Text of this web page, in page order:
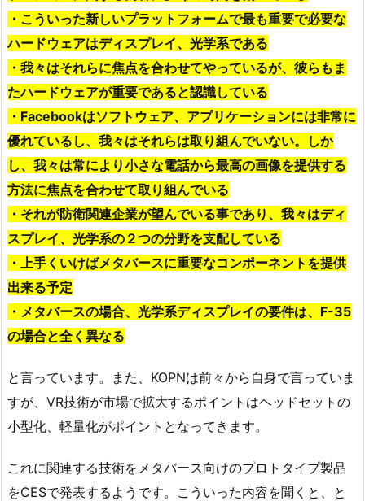
・こういった新しいプラットフォームで最も重要で必要な
ハードウェアはディスプレイ、光学系である
・我々はそれらに焦点を合わせてやっているが、彼らもま
たハードウェアが重要であると認識している
・Facebookはソフトウェア、アプリケーションには非常に
優れているし、我々はそれらは取り組んでいない。しか
し、我々は常により小さな電話から最高の画像を提供する
方法に焦点を合わせて取り組んでいる
・それが防衛関連企業が望んでいる事であり、我々はディ
スプレイ、光学系の２つの分野を支配している
・上手くいけばメタバースに重要なコンポーネントを提供
出来る予定
・メタバースの場合、光学系ディスプレイの要件は、F-35
の場合と全く異なる
と言っています。また、KOPNは前々から自身で言っていま
すが、VR技術が市場で拡大するポイントはヘッドセットの
小型化、軽量化がポイントとなってきます。
これに関連する技術をメタバース向けのプロトタイプ製品
をCESで発表するようです。こういった内容を聞くと、と